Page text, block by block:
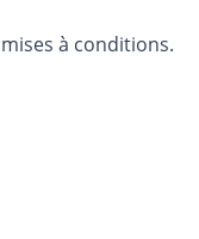
à conditions.